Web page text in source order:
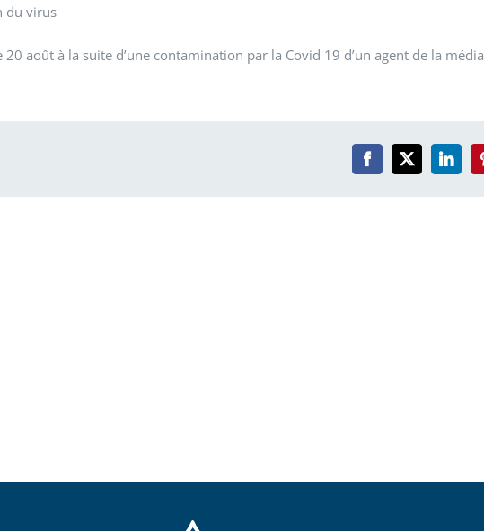
du virus
août à la suite d’une contamination par la Covid 19 d’un agent de la
Facebook
X